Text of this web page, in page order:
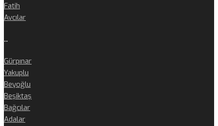
Fatih
Avcılar
..
Gürpınar
Yakuplu
Beyoğlu
Beşiktaş
Bağcılar
Adalar